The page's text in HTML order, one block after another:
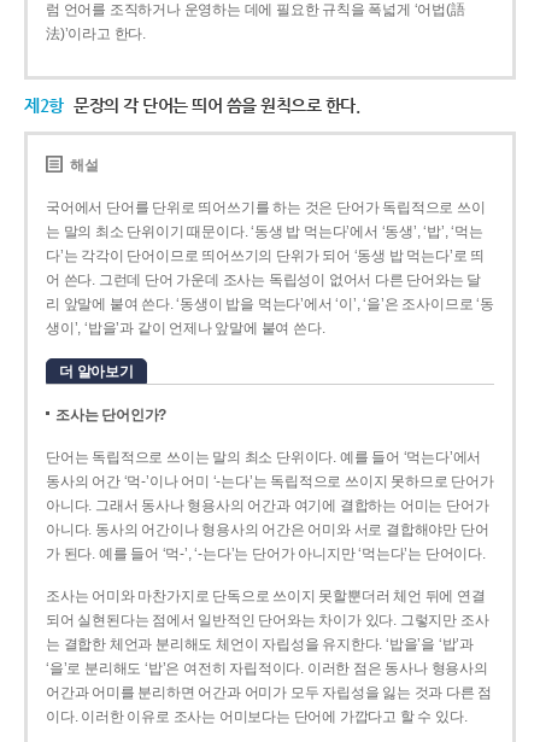
럼 언어를 조직하거나 운영하는 데에 필요한 규칙을 폭넓게 ‘어법(語
法)’이라고 한다.
제2항 문장의 각 단어는 띄어 씀을 원칙으로 한다.
해설
국어에서 단어를 단위로 띄어쓰기를 하는 것은 단어가 독립적으로 쓰이
는 말의 최소 단위이기 때문이다. ‘동생 밥 먹는다’에서 ‘동생’, ‘밥’, ‘먹는
다’는 각각이 단어이므로 띄어쓰기의 단위가 되어 ‘동생 밥 먹는다’로 띄
어 쓴다. 그런데 단어 가운데 조사는 독립성이 없어서 다른 단어와는 달
리 앞말에 붙여 쓴다. ‘동생이 밥을 먹는다’에서 ‘이’, ‘을’은 조사이므로 ‘동
생이’, ‘밥을’과 같이 언제나 앞말에 붙여 쓴다.
더 알아보기
조사는 단어인가?
단어는 독립적으로 쓰이는 말의 최소 단위이다. 예를 들어 ‘먹는다’에서
동사의 어간 ‘먹-­’이나 어미 ‘­-는다’는 독립적으로 쓰이지 못하므로 단어가
아니다. 그래서 동사나 형용사의 어간과 여기에 결합하는 어미는 단어가
아니다. 동사의 어간이나 형용사의 어간은 어미와 서로 결합해야만 단어
가 된다. 예를 들어 ‘먹-’, ‘-는다’는 단어가 아니지만 ‘먹는다’는 단어이다.
조사는 어미와 마찬가지로 단독으로 쓰이지 못할뿐더러 체언 뒤에 연결
되어 실현된다는 점에서 일반적인 단어와는 차이가 있다. 그렇지만 조사
는 결합한 체언과 분리해도 체언이 자립성을 유지한다. ‘밥을’을 ‘밥’과
‘을’로 분리해도 ‘밥’은 여전히 자립적이다. 이러한 점은 동사나 형용사의
어간과 어미를 분리하면 어간과 어미가 모두 자립성을 잃는 것과 다른 점
이다. 이러한 이유로 조사는 어미보다는 단어에 가깝다고 할 수 있다.